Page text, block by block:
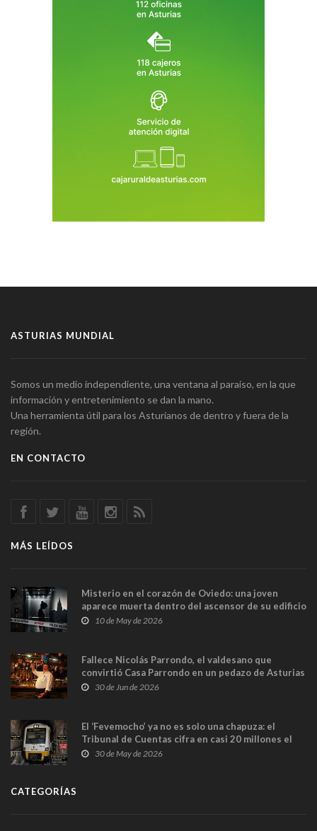
ASTURIAS MUNDIAL
Somos un medio independiente, una ventana al paraíso, en la que
información y entretenimiento se dan la mano.
Una herramienta útil para los Asturianos de dentro y fuera de la
región.
EN CONTACTO
MÁS LEÍDOS
Misterio en el corazón de Oviedo: una joven
aparece muerta dentro del ascensor de su edificio
y las cámaras captan sus últimos minutos
10 de May de 2026
Fallece Nicolás Parrondo, el valdesano que
convirtió Casa Parrondo en un pedazo de Asturias
en Madrid
30 de Jun de 2026
El ‘Fevemocho’ ya no es solo una chapuza: el
Tribunal de Cuentas cifra en casi 20 millones el
sobrecoste de los trenes que no cabían por los
30 de May de 2026
CATEGORÍAS